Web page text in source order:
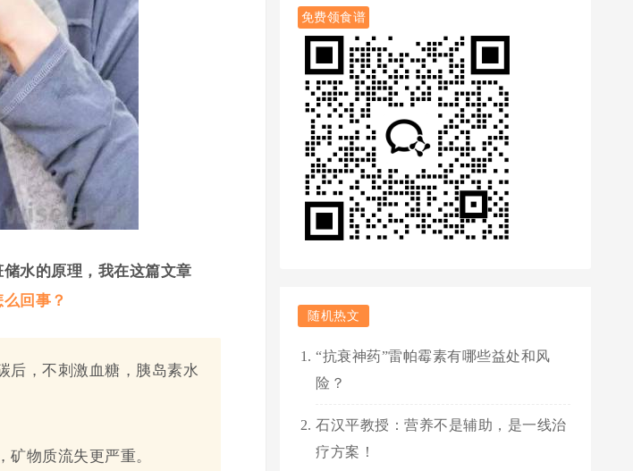
水的原理，我在这篇文章
回事？
后，不刺激血糖，胰岛素水
物质流失更严重。
免费领食谱
随机热文
“抗衰神药”雷帕霉素有哪些益处和风
险？
石汉平教授：营养不是辅助，是一线治
疗方案！